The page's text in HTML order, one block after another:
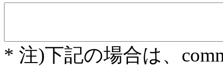
* 注)下記の場合は、